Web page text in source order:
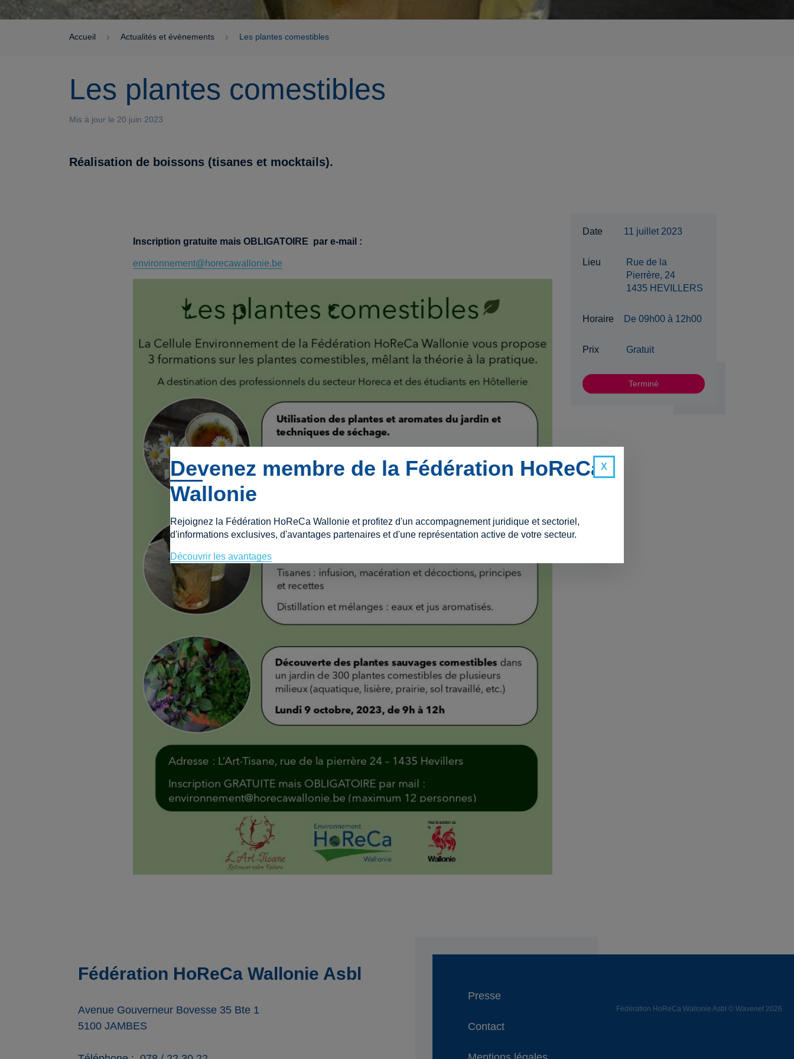
Accueil Actualités et évènements Les plantes comestibles
Les plantes comestibles
Mis à jour le 20 juin 2023
Réalisation de boissons (tisanes et mocktails).
Inscription gratuite mais OBLIGATOIRE par e-mail :
environnement@horecawallonie.be
Date 11 juillet 2023
Lieu
Rue de la
Pierrère, 24
1435 HEVILLERS
Horaire De 09h00 à 12h00
Prix Gratuit
Terminé
Fédération HoReCa Wallonie Asbl
Avenue Gouverneur Bovesse 35 Bte 1
5100 JAMBES
Presse
Contact
Fédération HoReCa Wallonie Asbl © Wavenet 2026
Devenez membre de la Fédération HoReCa
Wallonie
Rejoignez la Fédération HoReCa Wallonie et profitez d'un accompagnement juridique et sectoriel,
d'informations exclusives, d'avantages partenaires et d'une représentation active de votre secteur.
Découvrir les avantages